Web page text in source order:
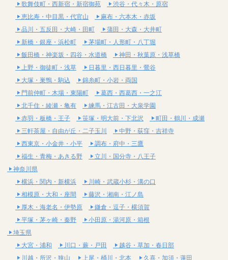
歌舞伎町・西新宿・新宿御苑
渋谷・代々木・原宿
恵比寿・中目黒・代官山
麻布・六本木・赤坂
品川・五反田・大崎・田町
蒲田・大森・大井町
新橋・銀座・浜松町
茅場町・人形町・八丁堀
飯田橋・神楽坂・四谷・水道橋
神田・秋葉原・浅草橋
上野・御徒町・浅草
日暮里・西日暮里・鶯谷
大塚・巣鴨・駒込
錦糸町・小岩・両国
門前仲町・木場・東陽町
葛西・西葛西・一之江
北千住・綾瀬・亀有
練馬・江古田・大泉学園
赤羽・板橋・王子
笹塚・明大前・下北沢
町田・鶴川・成瀬
三軒茶屋・自由が丘・二子玉川
中野・荻窪・吉祥寺
西東京・小金井・小平
調布・府中・三鷹
福生・青梅・あきる野
立川・国分寺・八王子
神奈川県
横浜・関内・新横浜
川崎・武蔵小杉・溝の口
相模原・大和・座間
藤沢・湘南・江ノ島
厚木・海老名・伊勢原
鎌倉・逗子・横須賀
平塚・茅ヶ崎・秦野
小田原・湯河原・箱根
埼玉県
大宮・浦和
川口・蕨・戸田
越谷・草加・春日部
川越・所沢・狭山
上尾・桶川・北本 久喜・加須・蓮田